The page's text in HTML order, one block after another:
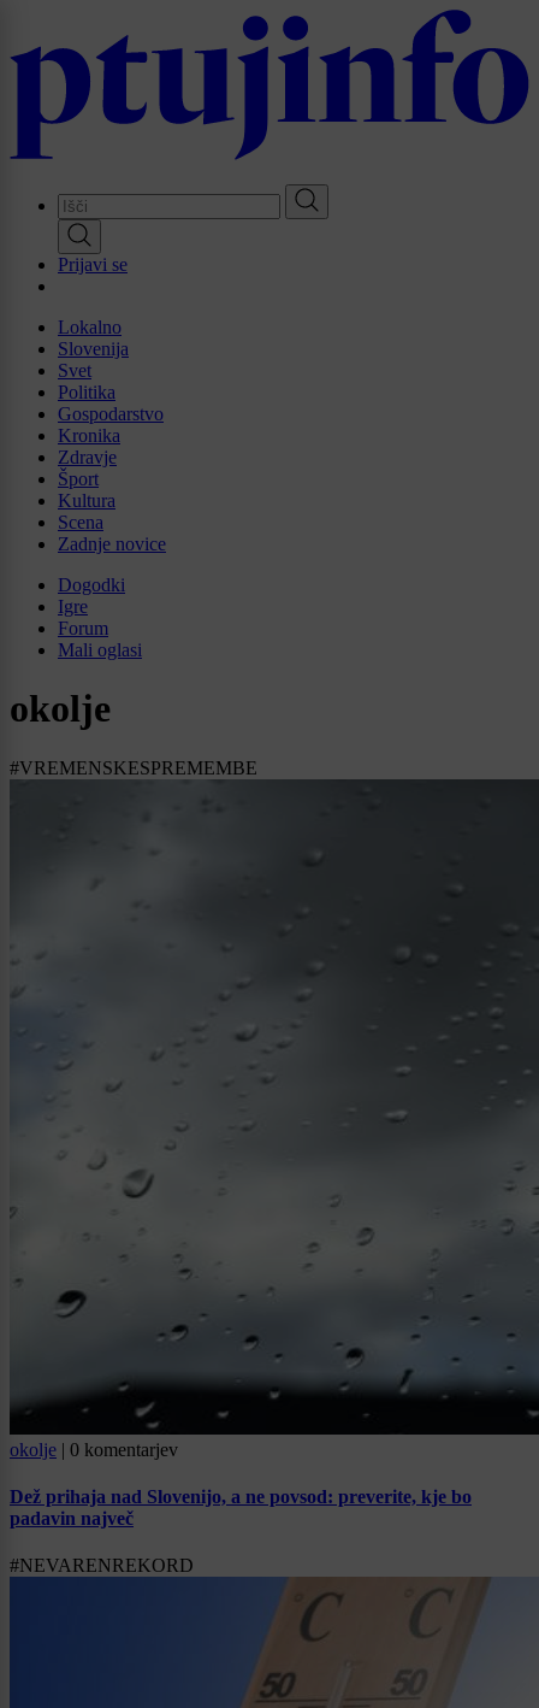
main
Prijavi se
Lokalno
Slovenija
Svet
Politika
Gospodarstvo
Kronika
Zdravje
Šport
Kultura
Scena
Zadnje novice
Dogodki
Igre
Forum
Mali oglasi
okolje
#VREMENSKESPREMEMBE
okolje | 0 komentarjev
Dež prihaja nad Slovenijo, a ne povsod: preverite, kje bo
padavin največ
#NEVARENREKORD